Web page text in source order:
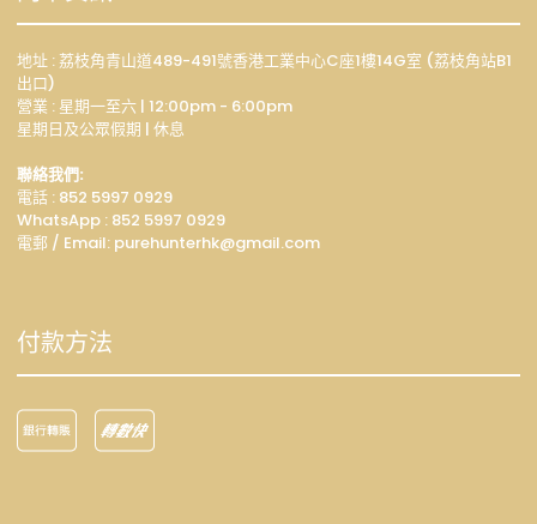
地址 : 荔枝角青山道489-491號香港工業中心C座1樓14G室 (荔枝角站B1
出口)
營業 : 星期一至六 | 12:00pm - 6:00pm
星期日及公眾假期 | 休息
聯絡我們:
電話 : 852 5997 0929
WhatsApp : 852 5997 0929
電郵 / Email: purehunterhk@gmail.com
付款方法